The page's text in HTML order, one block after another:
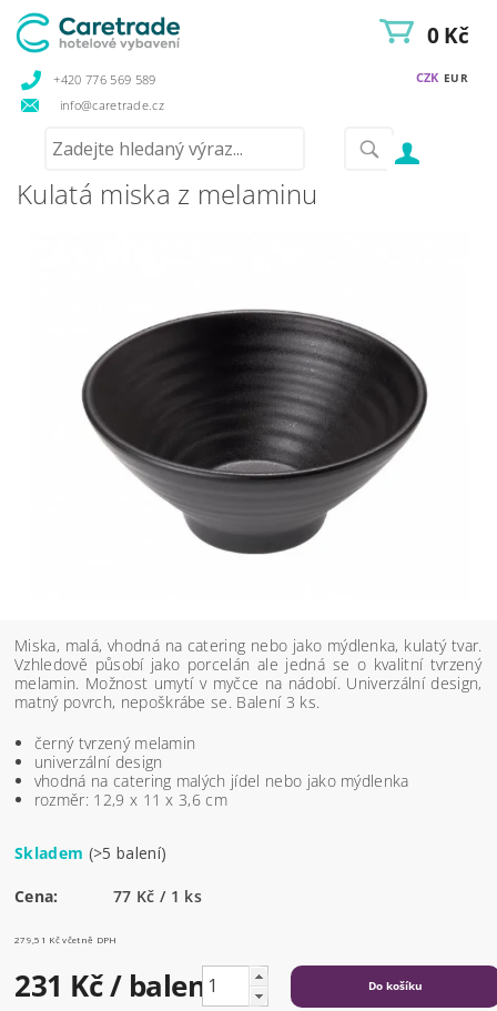
+420 776 569 589
info@caretrade.cz
CZK EUR
0 Kč
Kulatá miska z melaminu
Miska, malá, vhodná na catering nebo jako mýdlenka, kulatý tvar.
Vzhledově působí jako porcelán ale jedná se o kvalitní tvrzený
melamin. Možnost umytí v myčce na nádobí. Univerzální design,
matný povrch, nepoškrábe se. Balení 3 ks.
černý tvrzený melamin
univerzální design
vhodná na catering malých jídel nebo jako mýdlenka
rozměr: 12,9 x 11 x 3,6 cm
Skladem (>5 balení)
Cena: 77 Kč / 1 ks
279,51 Kč včetně DPH
231 Kč/ balení